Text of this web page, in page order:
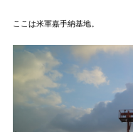
ここは米軍嘉手納基地。